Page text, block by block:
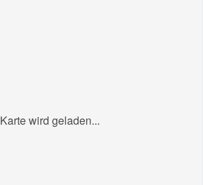
Karte wird geladen...